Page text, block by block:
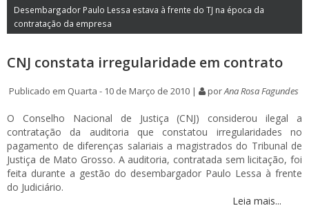
Desembargador Paulo Lessa estava à frente do TJ na época da
contratação da empresa
CNJ constata irregularidade em contrato
Publicado em Quarta - 10 de Março de 2010 | porAna Rosa Fagundes
O Conselho Nacional de Justiça (CNJ) considerou ilegal a
contratação da auditoria que constatou irregularidades no
pagamento de diferenças salariais a magistrados do Tribunal de
Justiça de Mato Grosso. A auditoria, contratada sem licitação, foi
feita durante a gestão do desembargador Paulo Lessa à frente
do Judiciário.
Leia mais...